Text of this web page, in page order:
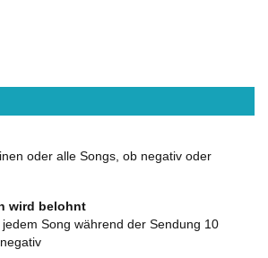
oder alle Songs, ob negativ oder
wird belohnt
Song während der Sendung 10